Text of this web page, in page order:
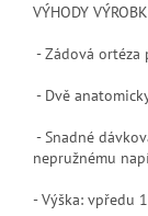
VÝHODY
- Zádová
- Dvě
- Snadné
nepružnému
- Výška: vpředu